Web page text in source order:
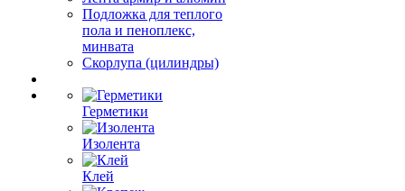
Подложка для теплого
пола и пеноплекс,
минвата
Скорлупа (цилиндры)
Герметики
Изолента
Клей